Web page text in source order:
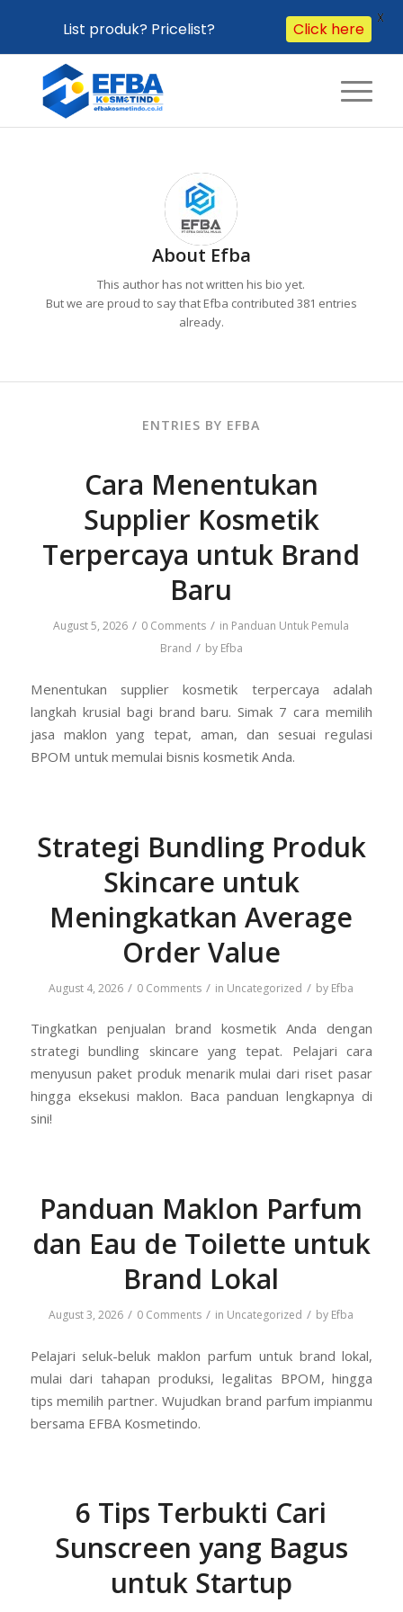
About Efba
This author has not written his bio yet.
But we are proud to say that Efba contributed 381 entries
already.
ENTRIES BY EFBA
Cara Menentukan
Supplier Kosmetik
Terpercaya untuk Brand
Baru
August 5, 2026 / 0 Comments / in Panduan Untuk Pemula
Brand / by Efba
Menentukan supplier kosmetik terpercaya adalah
langkah krusial bagi brand baru. Simak 7 cara memilih
jasa maklon yang tepat, aman, dan sesuai regulasi
BPOM untuk memulai bisnis kosmetik Anda.
Strategi Bundling Produk
Skincare untuk
Meningkatkan Average
Order Value
August 4, 2026 / 0 Comments / in Uncategorized / by Efba
Tingkatkan penjualan brand kosmetik Anda dengan
strategi bundling skincare yang tepat. Pelajari cara
menyusun paket produk menarik mulai dari riset pasar
hingga eksekusi maklon. Baca panduan lengkapnya di
sini!
Panduan Maklon Parfum
dan Eau de Toilette untuk
Brand Lokal
August 3, 2026 / 0 Comments / in Uncategorized / by Efba
Pelajari seluk-beluk maklon parfum untuk brand lokal,
mulai dari tahapan produksi, legalitas BPOM, hingga
tips memilih partner. Wujudkan brand parfum impianmu
bersama EFBA Kosmetindo.
6 Tips Terbukti Cari
Sunscreen yang Bagus
untuk Startup
List produk? Pricelist? Click here
X